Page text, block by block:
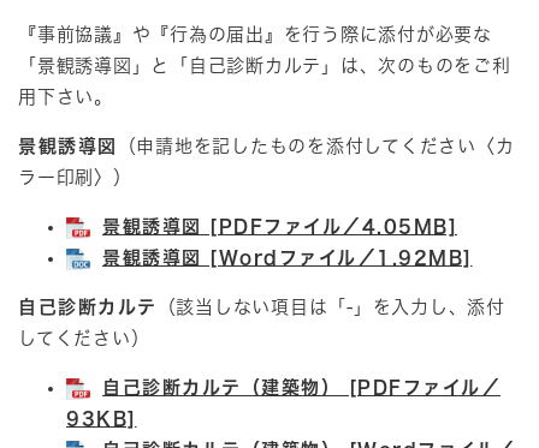
『事前協議』や『行為の届出』を行う際に添付が必要な
「景観誘導図」と「自己診断カルテ」は、次のものをご利
用下さい。
景観誘導図
（申請地を記したものを添付してください〈カ
ラー印刷〉）
景観誘導図 [PDFファイル／4.05MB]
景観誘導図 [Wordファイル／1.92MB]
自己診断カルテ
（該当しない項目は「-」を入力し、添付
してください）
自己診断カルテ（建築物） [PDFファイル／
93KB]